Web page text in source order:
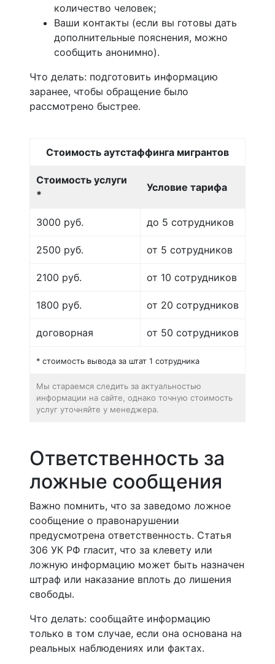
количество человек;
Ваши контакты (если вы готовы дать
дополнительные пояснения, можно
сообщить анонимно).
Что делать: подготовить информацию
заранее, чтобы обращение было
рассмотрено быстрее.
Стоимость аутстаффинга мигрантов
Стоимость услуги
*
Условие тарифа
3000 руб. до 5 сотрудников
2500 руб. от 5 сотрудников
2100 руб. от 10 сотрудников
1800 руб. от 20 сотрудников
договорная от 50 сотрудников
* стоимость вывода за штат 1 сотрудника
Мы стараемся следить за актуальностью
информации на сайте, однако точную стоимость
услуг уточняйте у менеджера.
Ответственность за
ложные сообщения
Важно помнить, что за заведомо ложное
сообщение о правонарушении
предусмотрена ответственность. Статья
306 УК РФ гласит, что за клевету или
ложную информацию может быть назначен
штраф или наказание вплоть до лишения
свободы.
Что делать: сообщайте информацию
только в том случае, если она основана на
реальных наблюдениях или фактах.